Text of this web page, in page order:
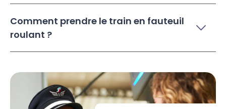
Comment prendre le train en fauteuil
roulant ?